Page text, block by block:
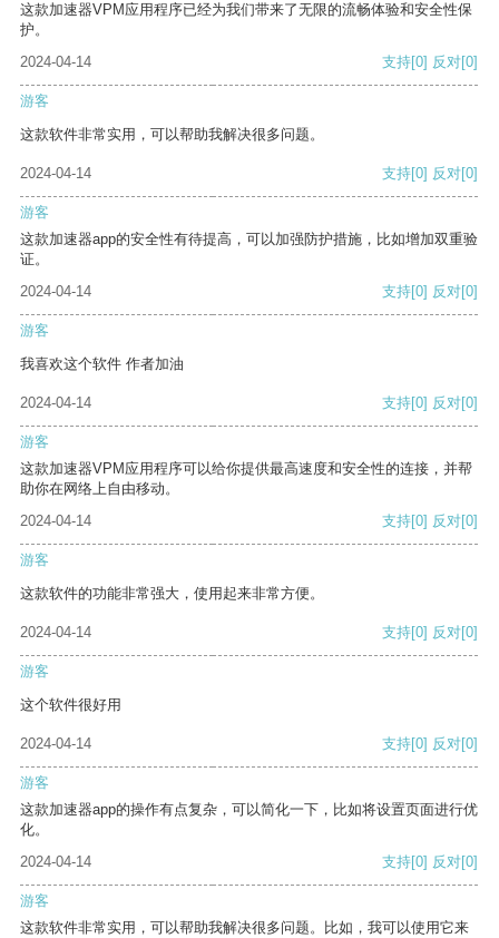
这款加速器VPM应用程序已经为我们带来了无限的流畅体验和安全性保
护。
2024-04-14
支持[0] 反对[0]
游客
这款软件非常实用，可以帮助我解决很多问题。
2024-04-14 支持[0] 反对[0]
游客
这款加速器app的安全性有待提高，可以加强防护措施，比如增加双重验
证。
2024-04-14
支持[0] 反对[0]
游客
我喜欢这个软件 作者加油
2024-04-14 支持[0] 反对[0]
游客
这款加速器VPM应用程序可以给你提供最高速度和安全性的连接，并帮
助你在网络上自由移动。
2024-04-14
支持[0] 反对[0]
游客
这款软件的功能非常强大，使用起来非常方便。
2024-04-14 支持[0] 反对[0]
游客
这个软件很好用
2024-04-14 支持[0] 反对[0]
游客
这款加速器app的操作有点复杂，可以简化一下，比如将设置页面进行优
化。
2024-04-14
支持[0] 反对[0]
游客
这款软件非常实用，可以帮助我解决很多问题。比如，我可以使用它来